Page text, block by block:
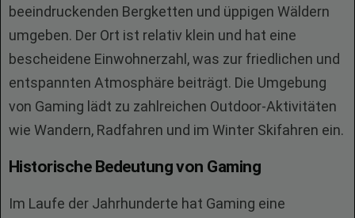
beeindruckenden Bergketten und üppigen Wäldern
umgeben. Der Ort ist relativ klein und hat eine
bescheidene Einwohnerzahl, was zur friedlichen und
entspannten Atmosphäre beiträgt. Die Umgebung
von Gaming lädt zu zahlreichen Outdoor-Aktivitäten
wie Wandern, Radfahren und im Winter Skifahren ein.
Historische Bedeutung von Gaming
Im Laufe der Jahrhunderte hat Gaming eine